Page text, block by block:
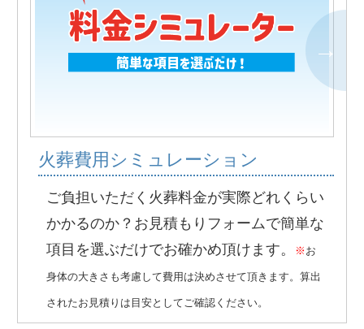
火葬費用シミュレーション
ご負担いただく火葬料金が実際どれくらい
かかるのか？お見積もりフォームで簡単な
項目を選ぶだけでお確かめ頂けます。
※ お
身体の大きさも考慮して費用は決めさせて頂きます。算出
されたお見積りは目安としてご確認ください。